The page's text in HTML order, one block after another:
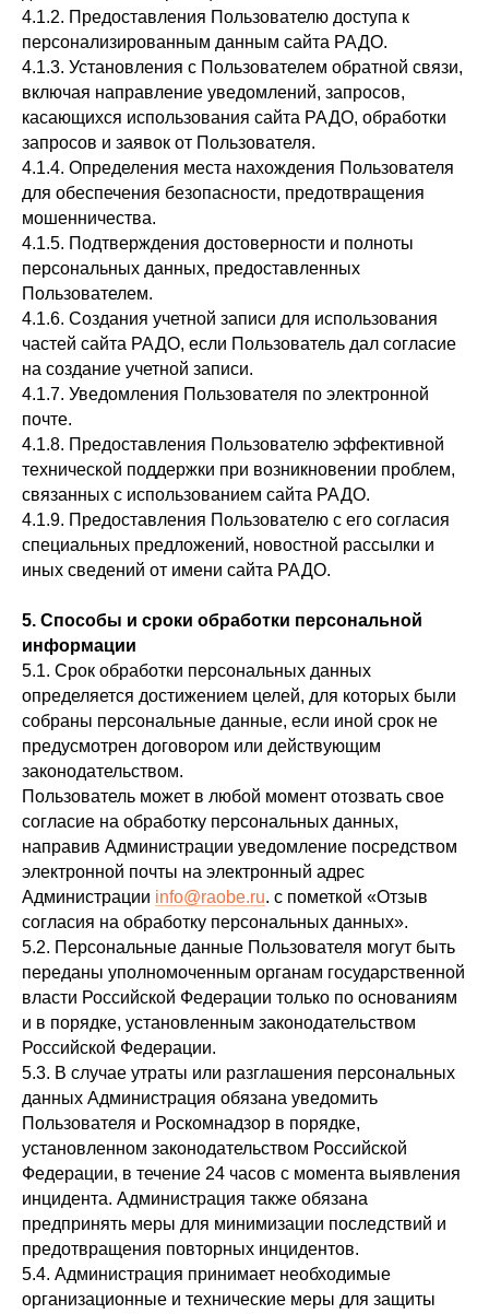
4.1.2. Предоставления Пользователю доступа к
персонализированным данным сайта РАДО.
4.1.3. Установления с Пользователем обратной связи,
включая направление уведомлений, запросов,
касающихся использования сайта РАДО, обработки
запросов и заявок от Пользователя.
4.1.4. Определения места нахождения Пользователя
для обеспечения безопасности, предотвращения
мошенничества.
4.1.5. Подтверждения достоверности и полноты
персональных данных, предоставленных
Пользователем.
4.1.6. Создания учетной записи для использования
частей сайта РАДО, если Пользователь дал согласие
на создание учетной записи.
4.1.7. Уведомления Пользователя по электронной
почте.
4.1.8. Предоставления Пользователю эффективной
технической поддержки при возникновении проблем,
связанных с использованием сайта РАДО.
4.1.9. Предоставления Пользователю с его согласия
специальных предложений, новостной рассылки и
иных сведений от имени сайта РАДО.
5. Способы и сроки обработки персональной
информации
5.1. Срок обработки персональных данных
определяется достижением целей, для которых были
собраны персональные данные, если иной срок не
предусмотрен договором или действующим
законодательством.
Пользователь может в любой момент отозвать свое
согласие на обработку персональных данных,
направив Администрации уведомление посредством
электронной почты на электронный адрес
Администрации info@raobe.ru. с пометкой «Отзыв
согласия на обработку персональных данных».
5.2. Персональные данные Пользователя могут быть
переданы уполномоченным органам государственной
власти Российской Федерации только по основаниям
и в порядке, установленным законодательством
Российской Федерации.
5.3. В случае утраты или разглашения персональных
данных Администрация обязана уведомить
Пользователя и Роскомнадзор в порядке,
установленном законодательством Российской
Федерации, в течение 24 часов с момента выявления
инцидента. Администрация также обязана
предпринять меры для минимизации последствий и
предотвращения повторных инцидентов.
5.4. Администрация принимает необходимые
организационные и технические меры для защиты